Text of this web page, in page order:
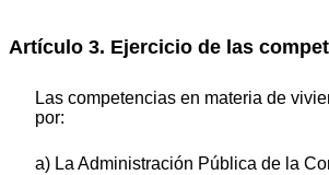
Artículo 3. Ejercicio de las
Las competencias en materia de
por:
a) La Administración Pública de la